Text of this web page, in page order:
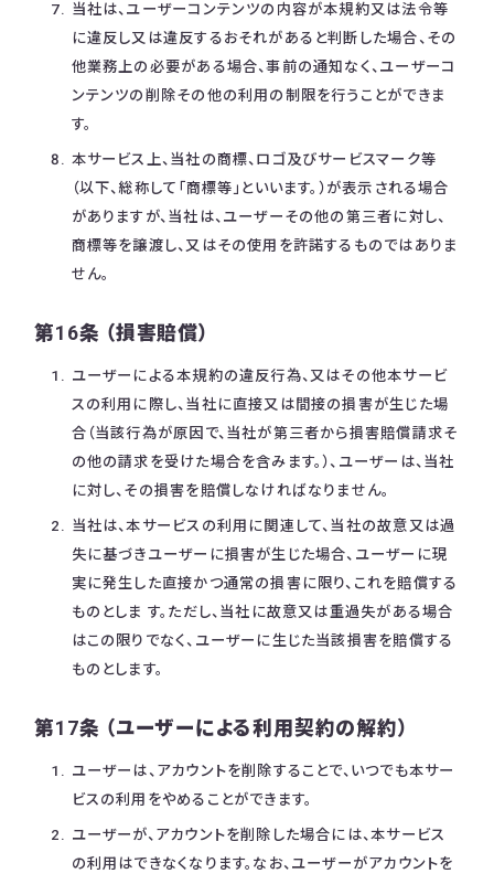
当社は、ユーザーコンテンツの内容が本規約又は法令等
に違反し又は違反するおそれがあると判断した場合、その
他業務上の必要がある場合、事前の通知なく、ユーザーコ
ンテンツの削除その他の利用の制限を行うことができま
す。
本サービス上、当社の商標、ロゴ及びサービスマーク等
（以下、総称して「商標等」といいます。）が表示される場合
がありますが、当社は、ユーザーその他の第三者に対し、
商標等を譲渡し、又はその使用を許諾するものではありま
せん。
第16条 （損害賠償）
ユーザーによる本規約の違反行為、又はその他本サービ
スの利用に際し、当社に直接又は間接の損害が生じた場
合（当該行為が原因で、当社が第三者から損害賠償請求そ
の他の請求を受けた場合を含みます。）、ユーザーは、当社
に対し、その損害を賠償しなければなりません。
当社は、本サービスの利用に関連して、当社の故意又は過
失に基づきユーザーに損害が生じた場合、ユーザーに現
実に発生した直接かつ通常の損害に限り、これを賠償する
ものとしま す。ただし、当社に故意又は重過失がある場合
はこの限りでなく、ユーザーに生じた当該損害を賠償する
ものとします。
第17条 （ユーザーによる利用契約の解約）
ユーザーは、アカウントを削除することで、いつでも本サー
ビスの利用をやめることができます。
ユーザーが、アカウントを削除した場合には、本サービス
の利用はできなくなります。なお、ユーザーがアカウントを